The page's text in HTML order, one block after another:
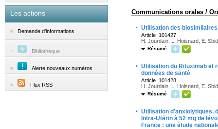
Les actions
Demande d'informations
Bibliothèque
Alerte nouveaux numéros
Flux RSS
Communications orales /
· Utilisation des biosimilaires
Article :101427
H. Jourdain, L. Hoisnard, E.
Résumé
· Utilisation du Rituximab et
données de santé
Article :101428
H. Jourdain, L. Hoisnard, E.
Résumé
· Utilisation d'anxiolytiques,
Intra-Utérin à 52 mg de
France : une étude